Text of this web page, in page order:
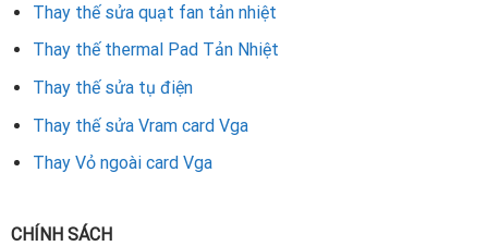
Thay thế sửa quạt fan tản nhiệt
Thay thế thermal Pad Tản Nhiệt
Thay thế sửa tụ điện
Thay thế sửa Vram card Vga
Thay Vỏ ngoài card Vga
CHÍNH SÁCH